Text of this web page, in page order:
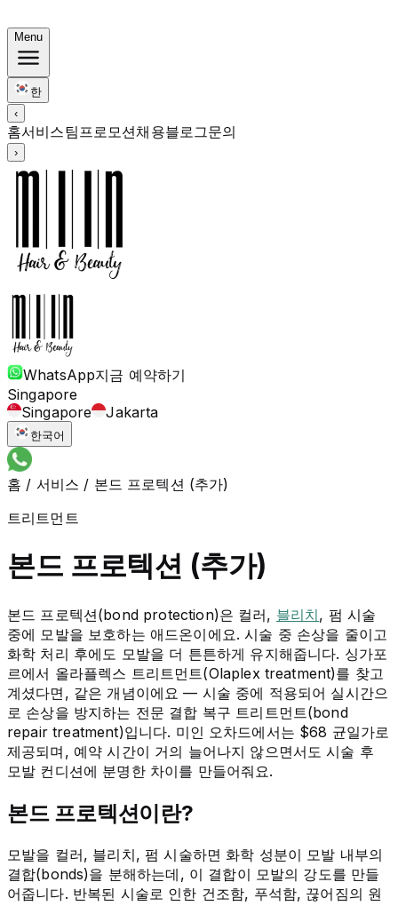
Menu
한
‹
홈서비스팀프로모션채용블로그문의
›
WhatsApp지금 예약하기
Singapore
Singapore
Jakarta
한국어
홈 / 서비스 / 본드 프로텍션 (추가)
트리트먼트
본드 프로텍션 (추가)
본드 프로텍션(bond protection)은 컬러, 블리치, 펌 시술
중에 모발을 보호하는 애드온이에요. 시술 중 손상을 줄이고
화학 처리 후에도 모발을 더 튼튼하게 유지해줍니다. 싱가포
르에서 올라플렉스 트리트먼트(Olaplex treatment)를 찾고
계셨다면, 같은 개념이에요 — 시술 중에 적용되어 실시간으
로 손상을 방지하는 전문 결합 복구 트리트먼트(bond
repair treatment)입니다. 미인 오차드에서는 $68 균일가로
제공되며, 예약 시간이 거의 늘어나지 않으면서도 시술 후
모발 컨디션에 분명한 차이를 만들어줘요.
본드 프로텍션이란?
모발을 컬러, 블리치, 펌 시술하면 화학 성분이 모발 내부의
결합(bonds)을 분해하는데, 이 결합이 모발의 강도를 만들
어줍니다. 반복된 시술로 인한 건조함, 푸석함, 끊어짐의 원